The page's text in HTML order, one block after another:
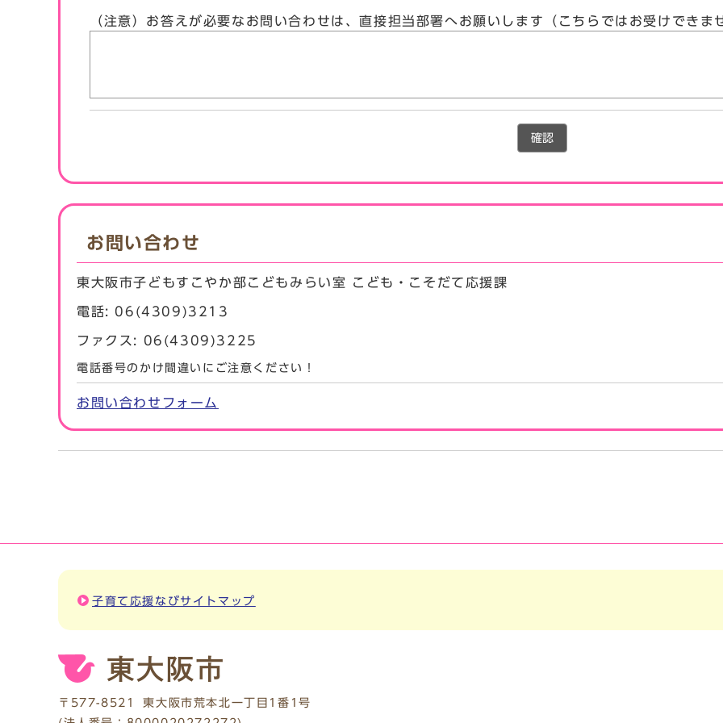
（注意）お答えが必要なお問い合わせは、直接担当部署へお願いします（こちらではお受けできま
確認
お問い合わせ
東大阪市子どもすこやか部こどもみらい室 こども・こそだて応援課
電話: 06(4309)3213
ファクス: 06(4309)3225
電話番号のかけ間違いにご注意ください！
お問い合わせフォーム
子育て応援なびサイトマップ
〒577-8521
東大阪市荒本北一丁目1番1号